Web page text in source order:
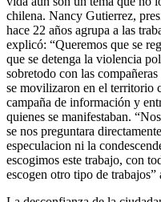
chilena. Nancy Gutierrez,
hace 22 años agrupa a las
explicó: “Queremos que se
que se detenga la violencia
sobretodo con las
se movilizaron en el territorio
campaña de información y
quienes se manifestaban.
se nos preguntara
especulacion ni la
escogimos este trabajo, con
escogen otro tipo de trabajos”